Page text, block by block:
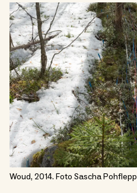
Woud, 2014. Foto Sascha Pohflepp